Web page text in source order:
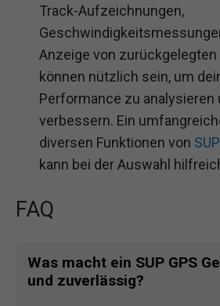
Track-Aufzeichnungen,
Anzeige von
können nützlich sein, um
Performance zu analysieren
verbessern. Ein
diversen Funktionen von
kann bei der Auswahl
FAQ
Was macht ein SUP GPS
und zuverlässig?